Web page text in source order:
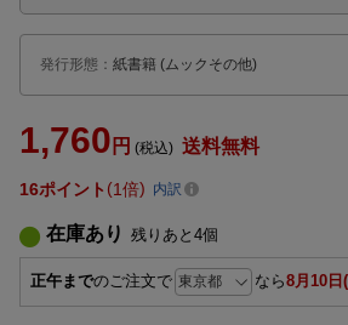
発行形態 ： 紙書籍 (ムックその他)
1,760 円 (税込) 送料無料
16ポイント 1倍 内訳
在庫あり 残りあと 4個
正午までのご注文で なら8月10日